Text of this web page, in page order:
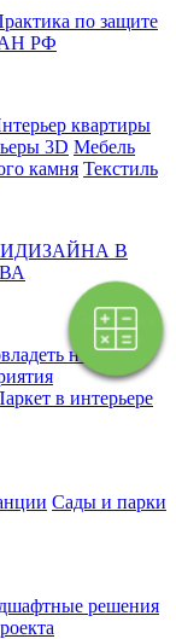
Поэтапная
оплата
по защите
РФ
квартиры
3D Мебель
камня Текстиль
В
новой
в интерьере
Сады и парки
решения